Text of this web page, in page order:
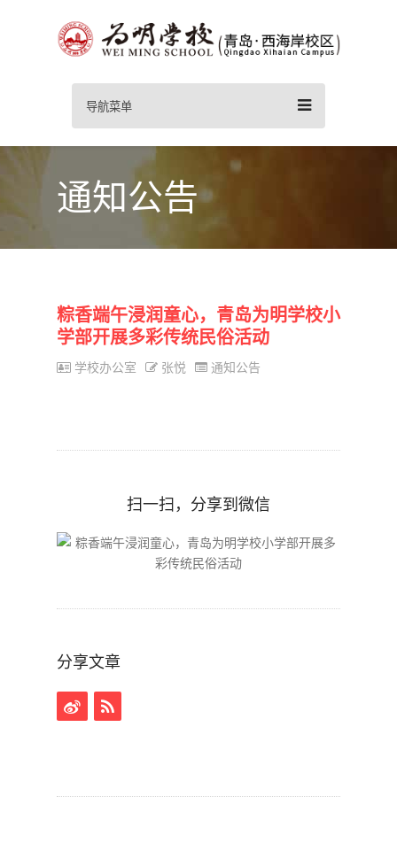
导航菜单
通知公告
粽香端午浸润童心，青岛为明学校小
学部开展多彩传统民俗活动
学校办公室 张悦 通知公告
扫一扫，分享到微信
分享文章